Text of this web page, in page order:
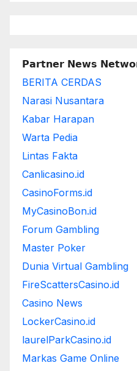
𝗣𝗮𝗿𝘁𝗻𝗲𝗿 𝗡𝗲𝘄𝘀
BERITA CERDAS
Narasi Nusantara
Kabar Harapan
Warta Pedia
Lintas Fakta
Canlicasino.id
CasinoForms.id
MyCasinoBon.id
Forum Gambling
Master Poker
Dunia Virtual Gambling
FireScattersCasino.id
Casino News
LockerCasino.id
laurelParkCasino.id
Markas Game Online